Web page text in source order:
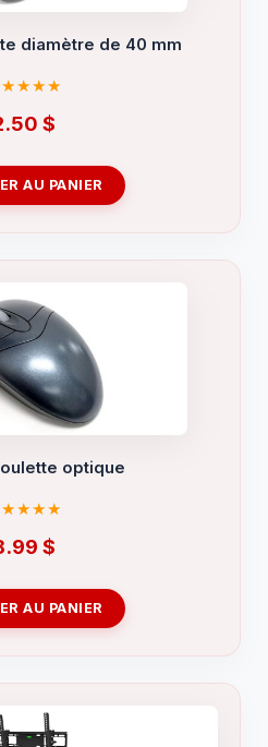
diamètre de 40 mm
$
AU PANIER
optique
$
AU PANIER